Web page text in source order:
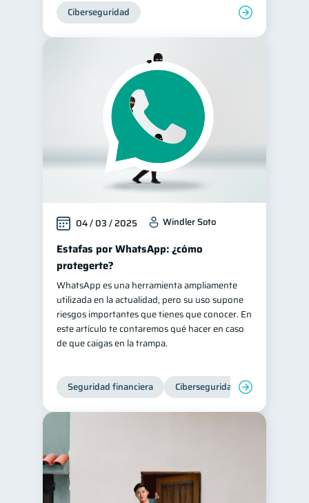
Ciberseguridad
04 / 03 / 2025 Windler Soto
Estafas por WhatsApp: ¿cómo
protegerte?
WhatsApp es una herramienta ampliamente
utilizada en la actualidad, pero su uso supone
riesgos importantes que tienes que conocer. En
este artículo te contaremos qué hacer en caso
de que caigas en la trampa.
Seguridad financiera Ciberseguridad